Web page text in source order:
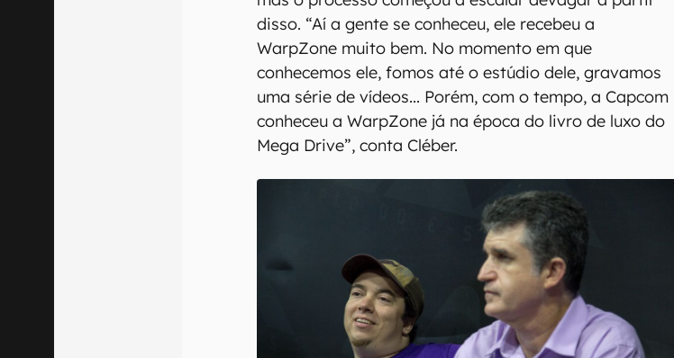
disso. “Aí a gente se conheceu, ele recebeu a
WarpZone muito bem. No momento em que
conhecemos ele, fomos até o estúdio dele, gravamos
uma série de vídeos... Porém, com o tempo, a Capcom
conheceu a WarpZone já na época do livro de luxo do
Mega Drive”, conta Cléber.